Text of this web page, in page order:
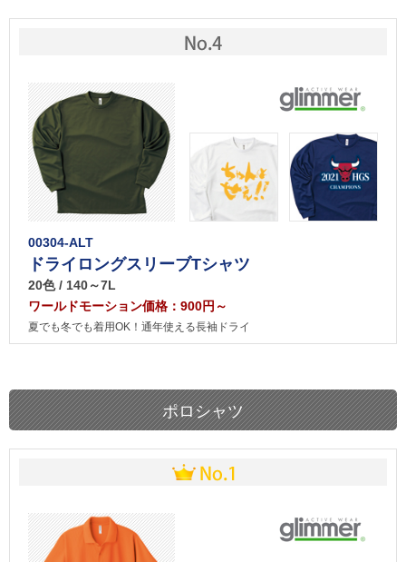
00304-ALT
ドライロングスリーブTシャツ
20色 / 140～7L
ワールドモーション価格：900円～
夏でも冬でも着用OK！通年使える長袖ドライ
ポロシャツ